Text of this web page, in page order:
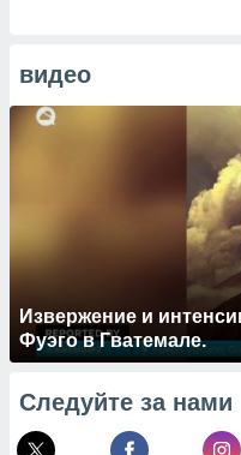
видео
Извержение и
Фуэго в Гватемале.
Следуйте за нами